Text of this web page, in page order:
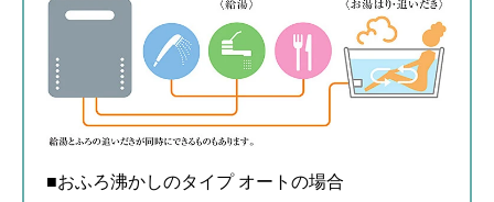
■おふろ沸かしのタイプ オートの場合